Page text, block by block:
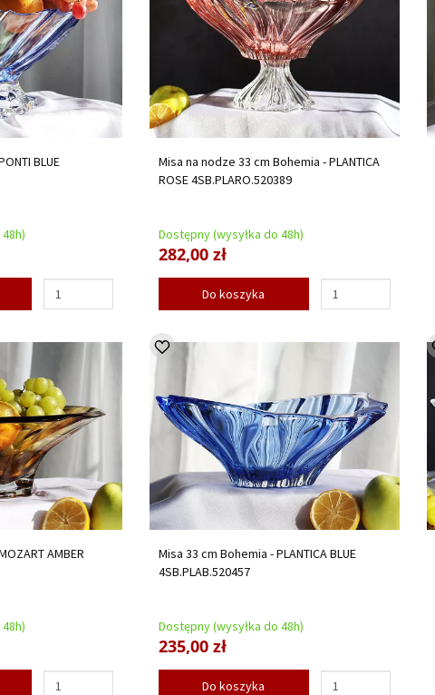
BLUE
Misa na nodze 33 cm Bohemia - PLANTICA
ROSE 4SB.PLARO.520389
Dostępny (wysyłka do 48h)
282,00 zł
Do koszyka
AMBER
Misa 33 cm Bohemia - PLANTICA BLUE
4SB.PLAB.520457
Dostępny (wysyłka do 48h)
235,00 zł
Do koszyka